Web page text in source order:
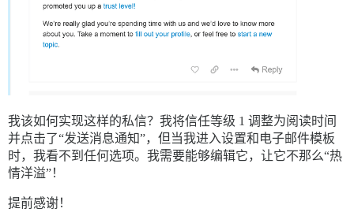
我该如何实现这样的私信？我将信任等级 1 调整为阅读时间
并点击了“发送消息通知”，但当我进入设置和电子邮件模板
时，我看不到任何选项。我需要能够编辑它，让它不那么“热
情洋溢”！
提前感谢！